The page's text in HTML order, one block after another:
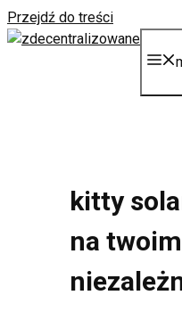
Przejdź do treści
kitty
na